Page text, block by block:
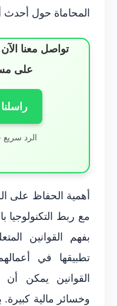
المحاماة حول أحدث
تواصل معنا
على
الرد
أهمية الحفاظ على
مع ربط التكنولوجيا
بفهم القوانين
تطبيقها في
القوانين يمكن
وخسائر مالية